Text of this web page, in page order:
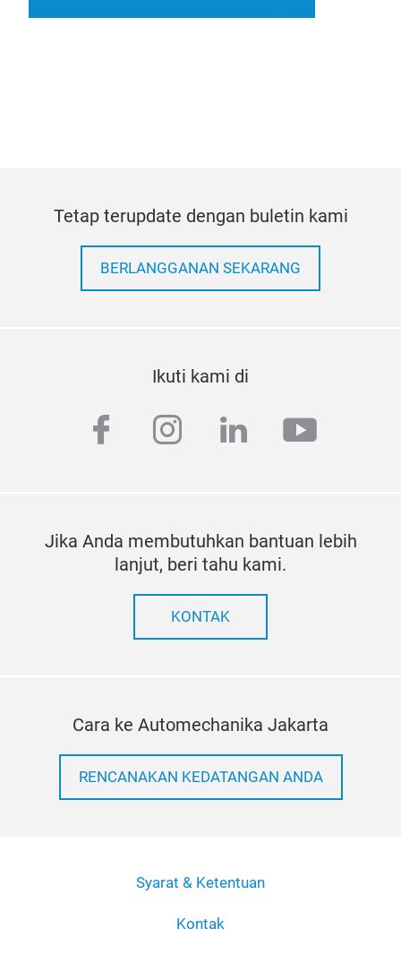
Tetap terupdate dengan buletin kami
BERLANGGANAN SEKARANG
Ikuti kami di
facebook
instagram
linkedin
Jika Anda membutuhkan bantuan lebih
lanjut, beri tahu kami.
KONTAK
Cara ke Automechanika Jakarta
RENCANAKAN KEDATANGAN ANDA
Syarat & Ketentuan
Kontak